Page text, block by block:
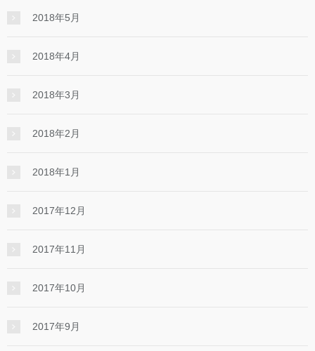
2018年5月
2018年4月
2018年3月
2018年2月
2018年1月
2017年12月
2017年11月
2017年10月
2017年9月